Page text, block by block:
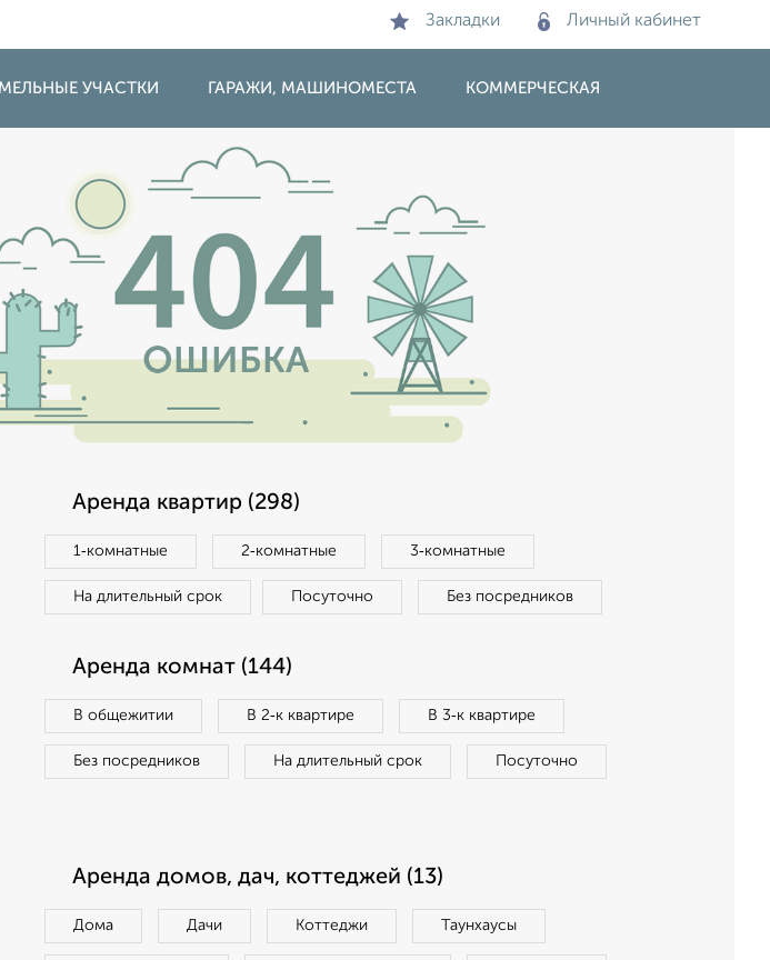
Закладки Личный кабинет
УЧАСТКИ ГАРАЖИ, МАШИНОМЕСТА КОММЕРЧЕСКАЯ
Аренда квартир (298)
1‑комнатные 2‑комнатные 3‑комнатные
На длительный срок Посуточно Без посредников
Аренда комнат (144)
В общежитии В 2‑к квартире В 3‑к квартире
Без посредников На длительный срок Посуточно
Аренда домов, дач, коттеджей (13)
Дома Дачи Коттеджи Таунхаусы